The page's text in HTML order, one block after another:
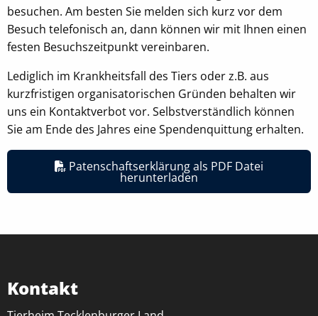
besuchen. Am besten Sie melden sich kurz vor dem
Besuch telefonisch an, dann können wir mit Ihnen einen
festen Besuchszeitpunkt vereinbaren.
Lediglich im Krankheitsfall des Tiers oder z.B. aus
kurzfristigen organisatorischen Gründen behalten wir
uns ein Kontaktverbot vor. Selbstverständlich können
Sie am Ende des Jahres eine Spendenquittung erhalten.
Patenschaftserklärung als PDF Datei
herunterladen
Kontakt
Einverständnis Cookie
cookie_consent
Anbieter:
Tierheim Tecklenburger Land e.V.
Zweck:
Speichern von Cookie-Einstellungen
Cookie Laufzeit:
EXTERNE MEDIEN
diesen externen Anbietern Cookies gesetzt